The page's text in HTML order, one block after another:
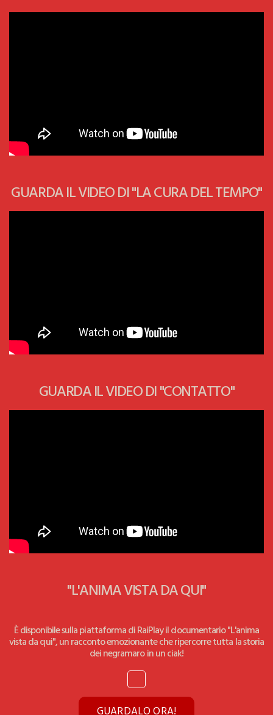
GUARDA IL VIDEO DI "LA CURA DEL TEMPO"
GUARDA IL VIDEO DI "CONTATTO"
"L'ANIMA VISTA DA QUI"
È disponibile sulla piattaforma di RaiPlay il documentario "L'anima
vista da qui", un racconto emozionante che ripercorre tutta la storia
dei negramaro in un ciak!